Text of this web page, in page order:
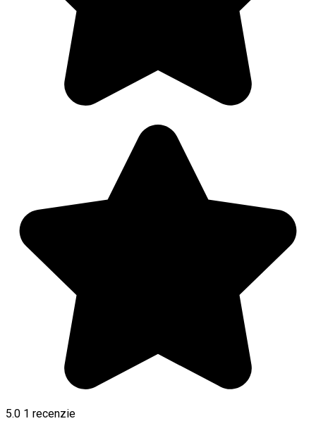
5.0 1 recenzie